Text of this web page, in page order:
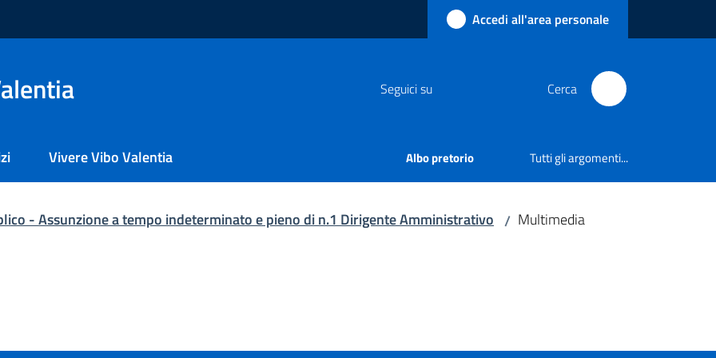
Accedi all'area personale
Seguici su Cerca
Vivere Vibo Valentia Albo pretorio Tutti gli argomenti...
- Assunzione a tempo indeterminato e pieno di n.1 Dirigente Amministrativo / Multimedia